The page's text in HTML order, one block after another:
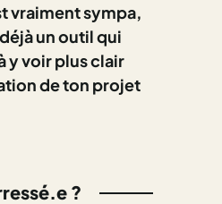
vraiment sympa,
unoutil qui
y voir plus clair
de ton projet
?